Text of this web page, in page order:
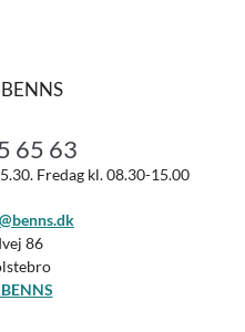
65 63
Fredag kl. 08.30-15.00
86